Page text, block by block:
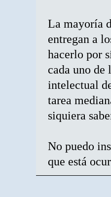
La mayoría
entregan a
hacerlo por
cada uno de
intelectual
tarea
siquiera
No puedo
que está